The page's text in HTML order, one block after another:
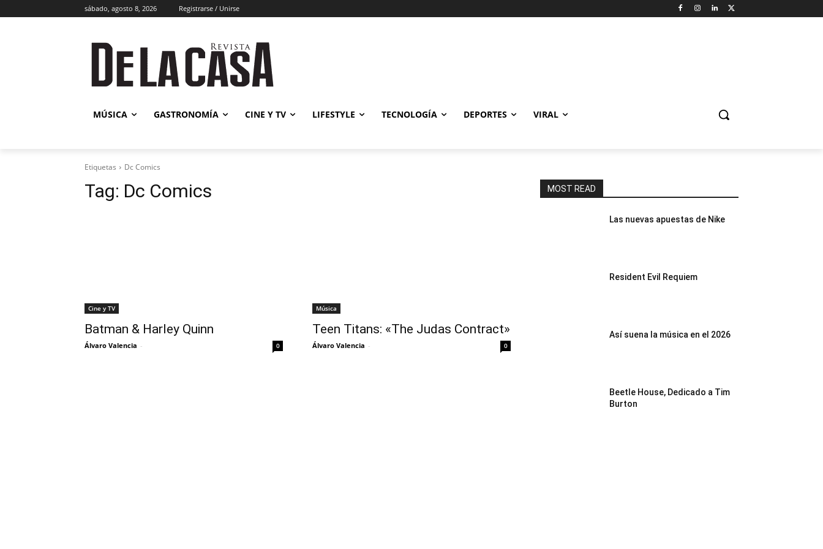
sábado, agosto 8, 2026 Registrarse / Unirse
MÚSICA GASTRONOMÍA CINE Y TV LIFESTYLE TECNOLOGÍA DEPORTES VIRAL
Etiquetas Dc Comics
Tag: Dc Comics
Cine y TV
Batman & Harley Quinn
Álvaro Valencia - 0
Música
Teen Titans: «The Judas Contract»
Álvaro Valencia - 0
MOST READ
Las nuevas apuestas de Nike
Resident Evil Requiem
Así suena la música en el 2026
Beetle House, Dedicado a Tim
Burton